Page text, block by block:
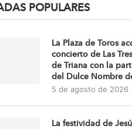
POPULARES
La Plaza de Toros
concierto de Las
de Triana con la
del Dulce Nombre
5 de agosto de 2026
La festividad de